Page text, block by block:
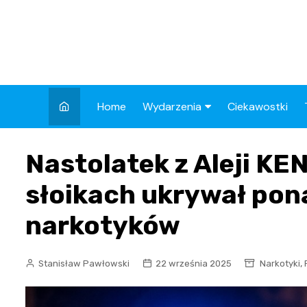
Home Wydarzenia
Wypadek
Drogi
Aktualności
Ciekawostki
Nastolatek z Aleji
słoikach ukrywał
narkotyków
Stanisław Pawłowski 22 września 2025 Narkotyki,